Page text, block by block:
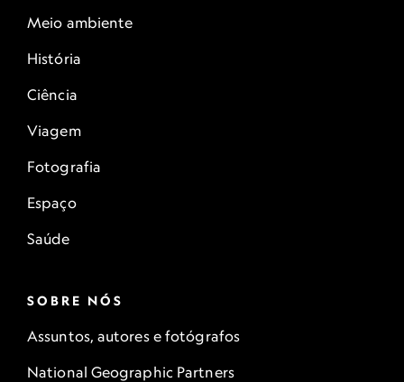
Meio ambiente
História
Ciência
Viagem
Fotografia
Espaço
Saúde
SOBRE NÓS
Assuntos, autores e fotógrafos
National Geographic Partners